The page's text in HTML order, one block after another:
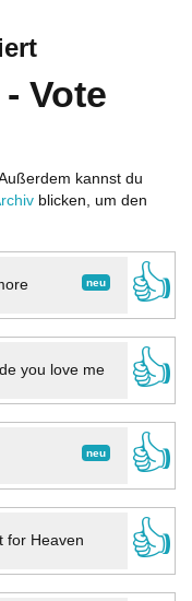
Vote
kannst du
blicken, um den
neu
👍
you love me
👍
neu
👍
for Heaven
👍